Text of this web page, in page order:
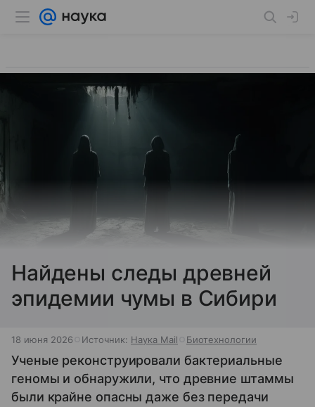
Найдены следы древней
эпидемии чумы в Сибири
18 июня 2026 Источник: Наука Mail Биотехнологии
Ученые реконструировали бактериальные
геномы и обнаружили, что древние штаммы
были крайне опасны даже без передачи